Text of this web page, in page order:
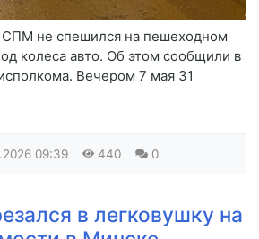
СПМ не спешился на пешеходном
колеса авто. Об этом сообщили в
Вечером 7 мая 31
09:39 440 0
в легковушку на